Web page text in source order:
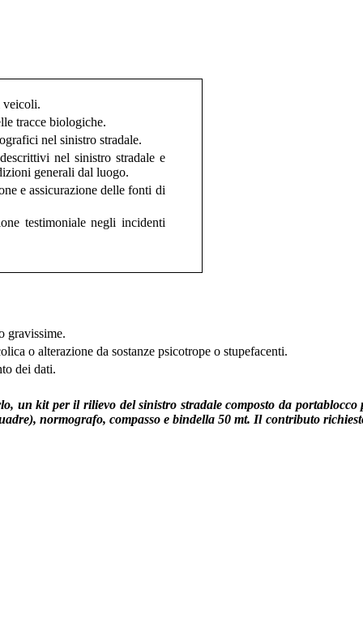
tracce biologiche.
nel sinistro stradale.
nel sinistro stradale e
generali dal luogo.
e assicurazione delle fonti di
testimoniale negli incidenti
gravissime.
o alterazione da sostanze psicotrope o stupefacenti.
dei dati.
un kit per il rilievo del sinistro stradale composto da
normografo, compasso e bindella 50 mt. Il contributo